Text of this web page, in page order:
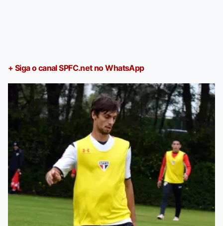
+ Siga o canal SPFC.net no WhatsApp